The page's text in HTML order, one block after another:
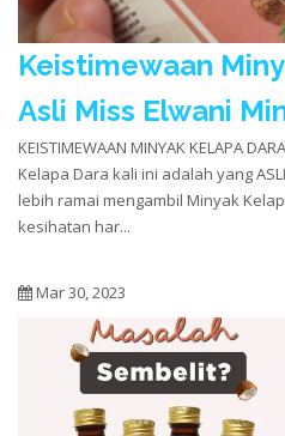
Keistimewaan
Asli Miss Elwani
KEISTIMEWAAN MINYAK KELAPA
Kelapa Dara kali ini adalah yang
lebih ramai mengambil Minyak
kesihatan har...
Mar 30, 2023